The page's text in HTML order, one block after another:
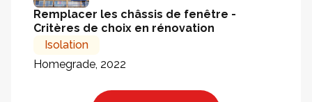
Remplacer les châssis de fenêtre -
Critères de choix en rénovation
Isolation
Homegrade, 2022